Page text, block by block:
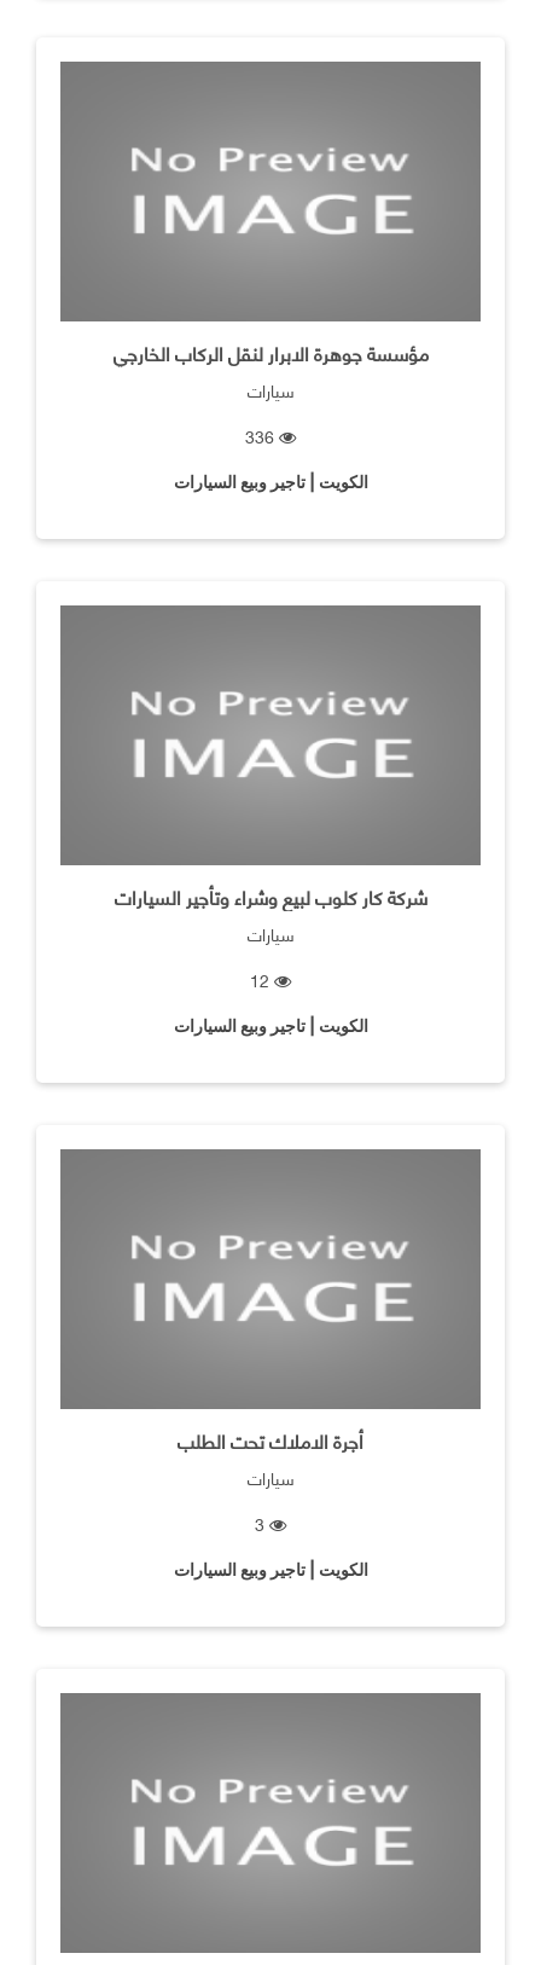
مؤسسة جوهرة الابرار لنقل الركاب الخارجي
سيارات
الكويت | تاجير وبيع السيارات
شركة كار كلوب لبيع وشراء وتأجير السيارات
سيارات
الكويت | تاجير وبيع السيارات
أجرة الاملاك تحت الطلب
سيارات
الكويت | تاجير وبيع السيارات